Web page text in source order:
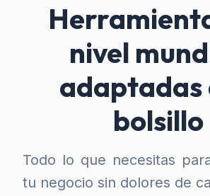
nivel
adaptadas
bolsillo
Todo lo que necesitas
tu negocio sin dolores de